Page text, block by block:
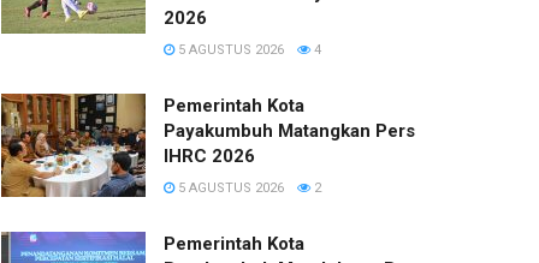
2026
5 AGUSTUS 2026 4
Pemerintah Kota
Payakumbuh Matangkan Persiapan
IHRC 2026
5 AGUSTUS 2026 2
Pemerintah Kota